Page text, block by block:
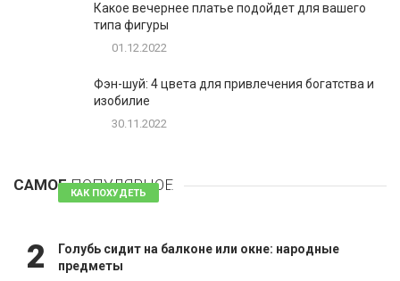
Какое вечернее платье подойдет для вашего
типа фигуры
01.12.2022
Фэн-шуй: 4 цвета для привлечения богатства и
изобилие
30.11.2022
САМОЕПОПУЛЯРНОЕ
КАК ПОХУДЕТЬ 81 комментарий
2
Голубь сидит на балконе или окне: народные
предметы